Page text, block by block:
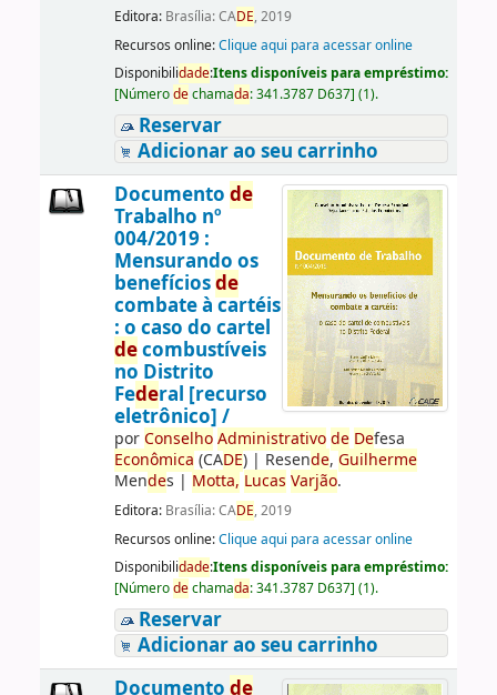
Editora: Brasília: CADE, 2019
Recursos online:Clique aqui para acessar online
Disponibilidade:Itens disponíveis para empréstimo:
[Númerodechamada:341.3787 D637] (1).
Reservar
Adicionar ao seu carrinho
Documento de
Trabalho nº
004/2019 :
Mensurando os
benefíciosde
combate à cartéis
: o caso do cartel
decombustíveis
no Distrito
Federal [recurso
eletrônico] /
porConselho Administrativo de Defesa
Econômica (CADE)| Resende, Guilherme
Mendes | Motta, Lucas Varjão.
Editora: Brasília: CADE, 2019
Recursos online:Clique aqui para acessar online
Disponibilidade:Itens disponíveis para empréstimo:
[Númerodechamada:341.3787 D637] (1).
Reservar
Adicionar ao seu carrinho
Documento de